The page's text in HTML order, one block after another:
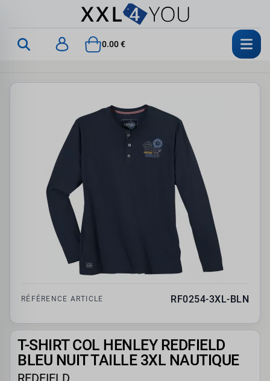
0.00 €
RÉFÉRENCE ARTICLE RF0254-3XL-BLN
T-SHIRT COL HENLEY REDFIELD
BLEU NUIT TAILLE 3XL NAUTIQUE